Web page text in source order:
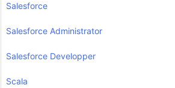
Salesforce
Salesforce Administrator
Salesforce Developper
Scala